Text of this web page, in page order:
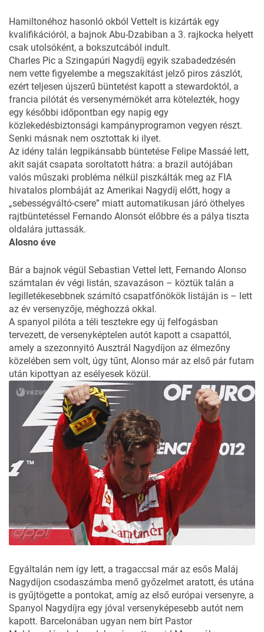
Hamiltonéhoz hasonló okból Vettelt is kizárták egy
kvalifikációról, a bajnok Abu-Dzabiban a 3. rajkocka helyett
csak utolsóként, a bokszutcából indult.
Charles Pic a Szingapúri Nagydíj egyik szabadedzésén
nem vette figyelembe a megszakítást jelző piros zászlót,
ezért teljesen újszerű büntetést kapott a stewardoktól, a
francia pilótát és versenymérnökét arra kötelezték, hogy
egy későbbi időpontban egy napig egy
közlekedésbiztonsági kampányprogramon vegyen részt.
Senki másnak nem osztottak ki ilyet.
Az idény talán legpikánsabb büntetése Felipe Massáé lett,
akit saját csapata soroltatott hátra: a brazil autójában
valós műszaki probléma nélkül piszkálták meg az FIA
hivatalos plombáját az Amerikai Nagydíj előtt, hogy a
„sebességváltó-csere” miatt automatikusan járó öthelyes
rajtbüntetéssel Fernando Alonsót előbbre és a pálya tiszta
oldalára juttassák.
Alosno éve
Bár a bajnok végül Sebastian Vettel lett, Fernando Alonso
számtalan év végi listán, szavazáson – köztük talán a
legilletékesebbnek számító csapatfőnökök listáján is – lett
az év versenyzője, méghozzá okkal.
A spanyol pilóta a téli tesztekre egy új felfogásban
tervezett, de versenyképtelen autót kapott a csapattól,
amely a szezonnyitó Ausztrál Nagydíjon az élmezőny
közelében sem volt, úgy tűnt, Alonso már az első pár futam
után kipottyan az esélyesek közül.
Egyáltalán nem így lett, a tragaccsal már az esős Maláj
Nagydíjon csodaszámba menő győzelmet aratott, és utána
is gyűjtögette a pontokat, amíg az első európai versenyre, a
Spanyol Nagydíjra egy jóval versenyképesebb autót nem
kapott. Barcelonában ugyan nem bírt Pastor